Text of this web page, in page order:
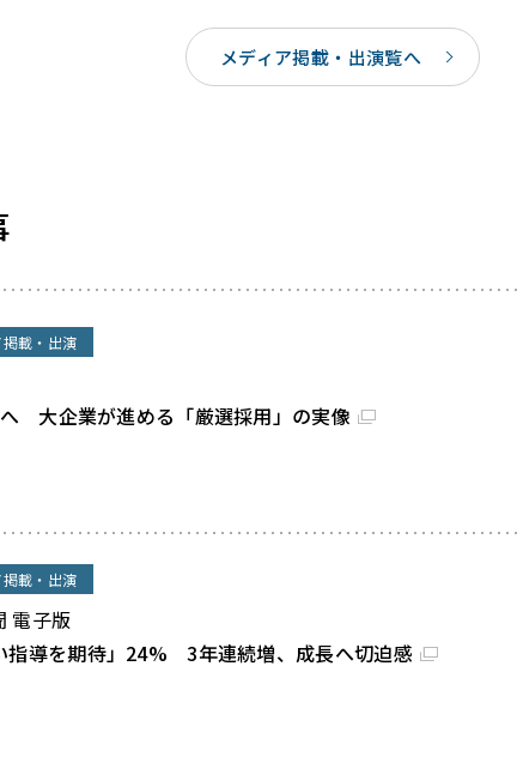
メディア掲載・出演覧へ
掲載・出演
大企業が進める「厳選採用」の実像
掲載・出演
電子版
指導を期待」24% 3年連続増、成長へ切迫感